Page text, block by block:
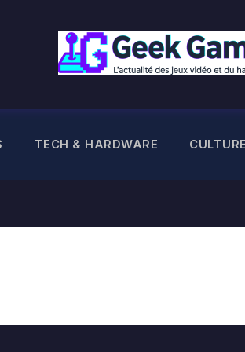
TECH & HARDWARE